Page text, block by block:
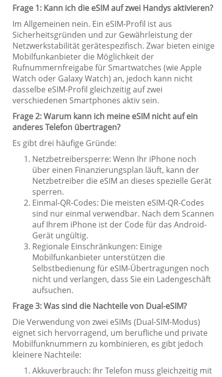
Frage 1: Kann ich die eSIM auf zwei Handys aktivieren?
Im Allgemeinen nein. Ein eSIM-Profil ist aus
Sicherheitsgründen und zur Gewährleistung der
Netzwerkstabilität gerätespezifisch. Zwar bieten einige
Mobilfunkanbieter die Möglichkeit der
Rufnummernfreigabe für Smartwatches (wie Apple
Watch oder Galaxy Watch) an, jedoch kann nicht
dasselbe eSIM-Profil gleichzeitig auf zwei
verschiedenen Smartphones aktiv sein.
Frage 2: Warum kann ich meine eSIM nicht auf ein
anderes Telefon übertragen?
Es gibt drei häufige Gründe:
Netzbetreibersperre: Wenn Ihr iPhone noch
über einen Finanzierungsplan läuft, kann der
Netzbetreiber die eSIM an dieses spezielle Gerät
sperren.
Einmal-QR-Codes: Die meisten eSIM-QR-Codes
sind nur einmal verwendbar. Nach dem Scannen
auf Ihrem iPhone ist der Code für das Android-
Gerät ungültig.
Regionale Einschränkungen: Einige
Mobilfunkanbieter unterstützen die
Selbstbedienung für eSIM-Übertragungen noch
nicht und verlangen, dass Sie ein Ladengeschäft
aufsuchen.
Frage 3: Was sind die Nachteile von Dual-eSIM?
Die Verwendung von zwei eSIMs (Dual-SIM-Modus)
eignet sich hervorragend, um berufliche und private
Mobilfunknummern zu kombinieren, es gibt jedoch
kleinere Nachteile:
Akkuverbrauch: Ihr Telefon muss gleichzeitig mit